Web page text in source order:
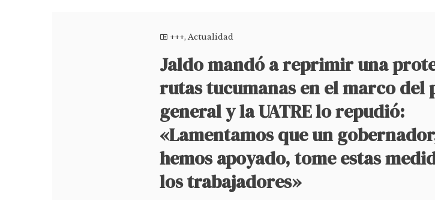
+++,Actualidad
Jaldo mandó a reprimir una
rutas tucumanas en el marco del
general y la UATRE lo repudió:
«Lamentamos que un
hemos apoyado, tome estas
los trabajadores»